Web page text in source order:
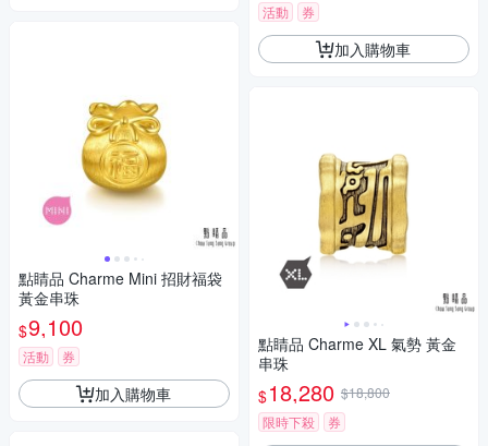
點睛品 Charme Mini 招財福袋
黃金串珠
$9,100
活動 券
加入購物車
活動 券
加入購物車
點睛品 Charme XL 氣勢 黃金
串珠
$18,280 $18,800
限時下殺
券